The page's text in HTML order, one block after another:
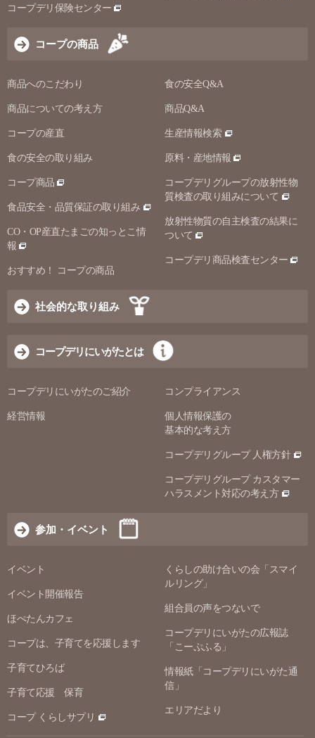
コープデリ保険センター
コープの商品
商品へのこだわり
商品についての考え方
コープの産直
食の安全の取り組み
コープ商品
食品安全・品質保証の取り組み
CO・OP産直たまごの知っとこ情
報
おすすめ！ コープの商品
食の安全Q&A
商品Q&A
生産情報検索
原料・産地情報
コープデリグループの放射性物
質検査の取り組みについて
放射性物質の自主検査の結果に
ついて
コープデリ商品検査センター
社会的な取り組み
コープデリにいがたとは
コープデリにいがたのご紹介
経営情報
コンプライアンス
個人情報保護の
基本的な考え方
コープデリグループ 人権方針
コープデリグループ カスタマー
ハラスメント対応の考え方
参加・イベント
イベント
イベント開催報告
ほぺたんカフェ
コープは、子育てを応援します
子育てひろば
子育て応援 保育
コープ くらしサプリ
くらしの助け合いの会「スマイ
ルリング」
組合員の声をつないで
コープデリにいがたの広報誌
「こーぷふる」
情報紙「コープデリにいがた通
信」
エリアだより